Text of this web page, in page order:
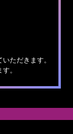
ただきます。
。